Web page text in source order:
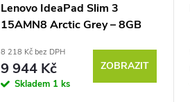
Lenovo IdeaPad Slim 3
15AMN8 Arctic Grey – 8GB
8 218 Kč bez DPH
9 944 Kč
Skladem 1 ks
ZOBRAZIT